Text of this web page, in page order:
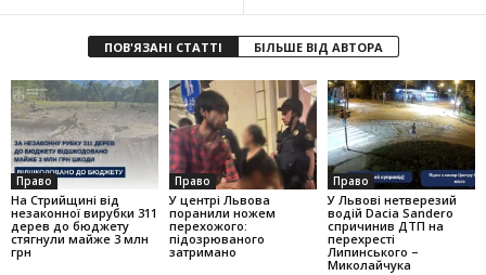
ПОВ'ЯЗАНІ СТАТТІ БІЛЬШЕ ВІД АВТОРА
Право
На Стрийщині від
незаконної вирубки 311
дерев до бюджету
стягнули майже 3 млн
грн
Право
У центрі Львова
поранили ножем
перехожого:
підозрюваного
затримано
Право
У Львові нетверезий
водій Dacia Sandero
спричинив ДТП на
перехресті
Липинського –
Миколайчука